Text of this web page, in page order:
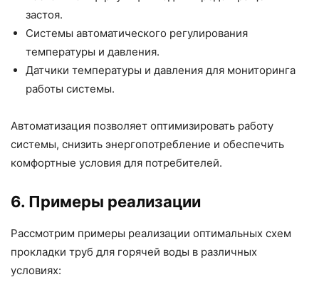
застоя.
Системы автоматического регулирования
температуры и давления.
Датчики температуры и давления для мониторинга
работы системы.
Автоматизация позволяет оптимизировать работу
системы, снизить энергопотребление и обеспечить
комфортные условия для потребителей.
6. Примеры реализации
Рассмотрим примеры реализации оптимальных схем
прокладки труб для горячей воды в различных
условиях: